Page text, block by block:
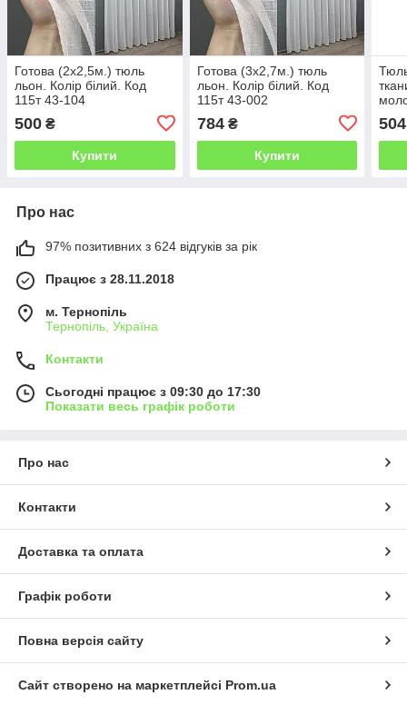
Готова (2х2,5м.) тюль
льон. Колір білий. Код
115т 43-104
500 ₴
Купити
Готова (3х2,7м.) тюль
льон. Колір білий. Код
115т 43-002
784₴
Купити
504
Про нас
97% позитивних з 624 відгуків за рік
Працює з 28.11.2018
м. Тернопіль
Тернопіль, Україна
Контакти
Сьогодні працює з 09:30 до 17:30
Показати весь графік роботи
Про нас
Контакти
Доставка та оплата
Графік роботи
Повна версія сайту
Сайт створено на маркетплейсі Prom.ua